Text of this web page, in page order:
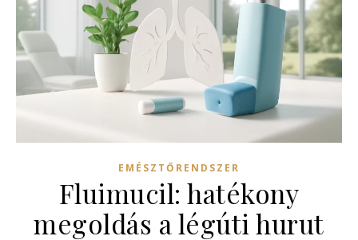
EMÉSZTŐRENDSZER
Fluimucil: hatékony
megoldás a légúti hurut